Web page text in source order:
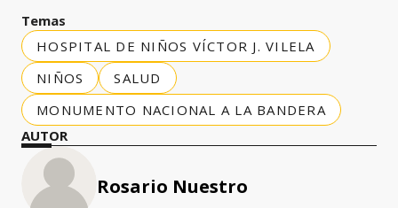
Temas
HOSPITAL DE NIÑOS VÍCTOR J. VILELA
NIÑOS
SALUD
MONUMENTO NACIONAL A LA BANDERA
AUTOR
Rosario Nuestro